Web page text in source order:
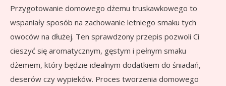
Przygotowanie domowego dżemu truskawkowego to
wspaniały sposób na zachowanie letniego smaku tych
owoców na dłużej. Ten sprawdzony przepis pozwoli Ci
cieszyć się aromatycznym, gęstym i pełnym smaku
dżemem, który będzie idealnym dodatkiem do śniadań,
deserów czy wypieków. Proces tworzenia domowego